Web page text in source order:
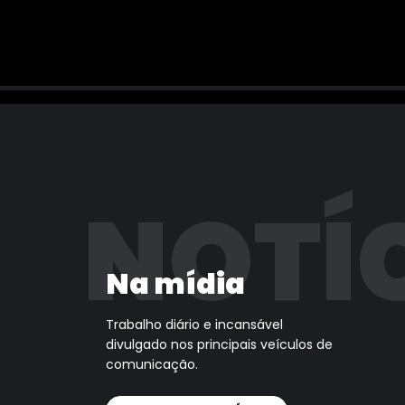
Na mídia
Trabalho diário e incansável
divulgado nos principais veículos de
comunicação.